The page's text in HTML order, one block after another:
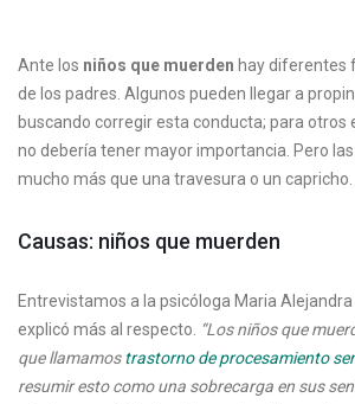
Ante los niños que muerden hay diferentes
de los padres. Algunos pueden llegar a
buscando corregir esta conducta; para otros
no debería tener mayor importancia. Pero
mucho más que una travesura o un capricho.
Causas: niños que muerden
Entrevistamos a la psicóloga Maria
explicó más al respecto. “Los niños que
que llamamostrastorno de procesamiento
resumir esto como una sobrecarga en sus